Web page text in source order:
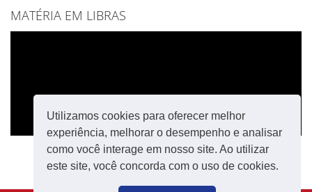
Utilizamos cookies para oferecer melhor
experiência, melhorar o desempenho e analisar
como você interage em nosso site. Ao utilizar
este site, você concorda com o uso de cookies.
MATÉRIA EM LIBRAS